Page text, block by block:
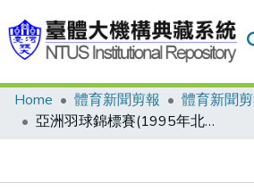
Communities & Collections
Home 體育新聞剪報
體育新聞
亞洲羽球錦標賽(1995年北京) 中華羽球隊今赴北京 我羽球協會擬爭取亞洲區正式錦標賽主辦權 南韓羽協則有意角逐下屆亞洲羽聯主席/亞洲羽球賽賽前報導 打進前四至少並列第三 奧運參賽門檻 仍難以跨越